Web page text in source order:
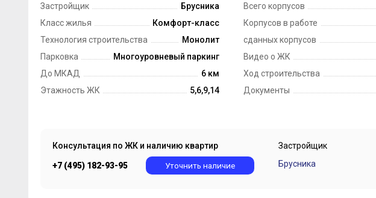
Застройщик
Брусника
Класс жилья
Комфорт-класс
Технология строительства
Монолит
Парковка
Многоуровневый паркинг
До МКАД
6 км
Этажность ЖК
5,6,9,14
Всего корпусов
Корпусов в работе
сданных корпусов
Видео о ЖК
Ход строительства
Документы
Консультация по ЖК и наличию квартир
+7 (495) 182-93-95 Уточнить наличие
Застройщик
Брусника